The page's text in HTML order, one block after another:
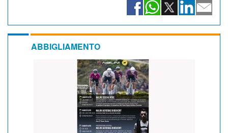
ABBIGLIAMENTO